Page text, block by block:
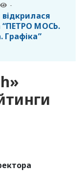
-
відкрилася
“ПЕТРО МОСЬ.
Графіка”